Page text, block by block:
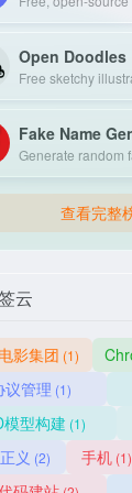
Open Doodles
Fake Name
查看完整
云
影集团 (1)
议管理 (1)
模型构建 (1)
义 (2) 手机 (1)